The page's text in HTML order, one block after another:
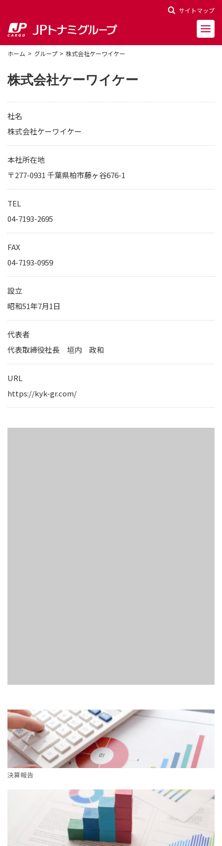
サイトマップ
会社概要
財務ハイライト
電子公告
関連会社
ホーム グループ 株式会社ケーワイケー
株式会社ケーワイケー
社名
株式会社ケーワイケー
本社所在地
〒277-0931 千葉県柏市藤ヶ谷676-1
TEL
04-7193-2695
FAX
04-7193-0959
設立
昭和51年7月1日
代表者
代表取締役社長 垣内 政和
URL
https://kyk-gr.com/
決算報告